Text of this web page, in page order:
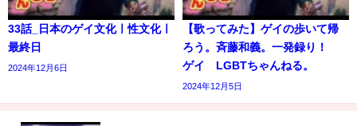
33話_日本のゲイ文化ㅣ性文化ㅣ
最終日
2024年12月6日
【歌ってみた】ゲイの歩いて帰
ろう。斉藤和義。一発録り！
ゲイ LGBTちゃんねる。
2024年12月5日